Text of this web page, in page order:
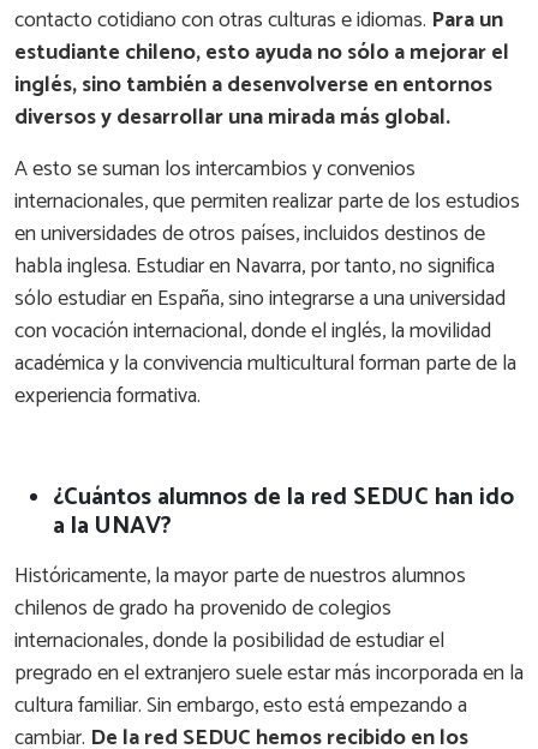
contacto cotidiano con otras culturas e idiomas. Para un
estudiante chileno, esto ayuda no sólo a mejorar el
inglés, sino también a desenvolverse en entornos
diversos y desarrollar una mirada más global.
A esto se suman los intercambios y convenios
internacionales, que permiten realizar parte de los estudios
en universidades de otros países, incluidos destinos de
habla inglesa. Estudiar en Navarra, por tanto, no significa
sólo estudiar en España, sino integrarse a una universidad
con vocación internacional, donde el inglés, la movilidad
académica y la convivencia multicultural forman parte de la
experiencia formativa.
¿Cuántos alumnos de la red SEDUC han ido
a la UNAV?
Históricamente, la mayor parte de nuestros alumnos
chilenos de grado ha provenido de colegios
internacionales, donde la posibilidad de estudiar el
pregrado en el extranjero suele estar más incorporada en la
cultura familiar. Sin embargo, esto está empezando a
cambiar. De la red SEDUC hemos recibido en los